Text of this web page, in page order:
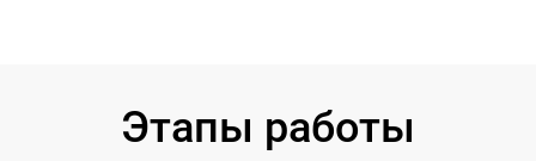
Этапы работы